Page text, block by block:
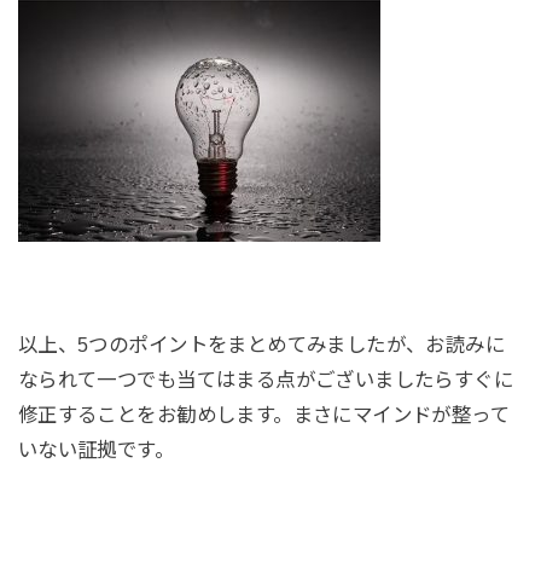
以上、5つのポイントをまとめてみましたが、お読みに
なられて一つでも当てはまる点がございましたらすぐに
修正することをお勧めします。まさにマインドが整って
いない証拠です。